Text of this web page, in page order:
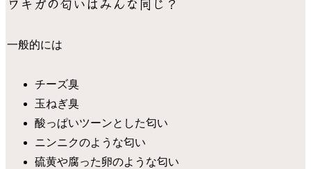
一般的には
チーズ臭
玉ねぎ臭
酸っぱいツーンとした匂い
ニンニクのような匂い
硫黄や腐った卵のような匂い